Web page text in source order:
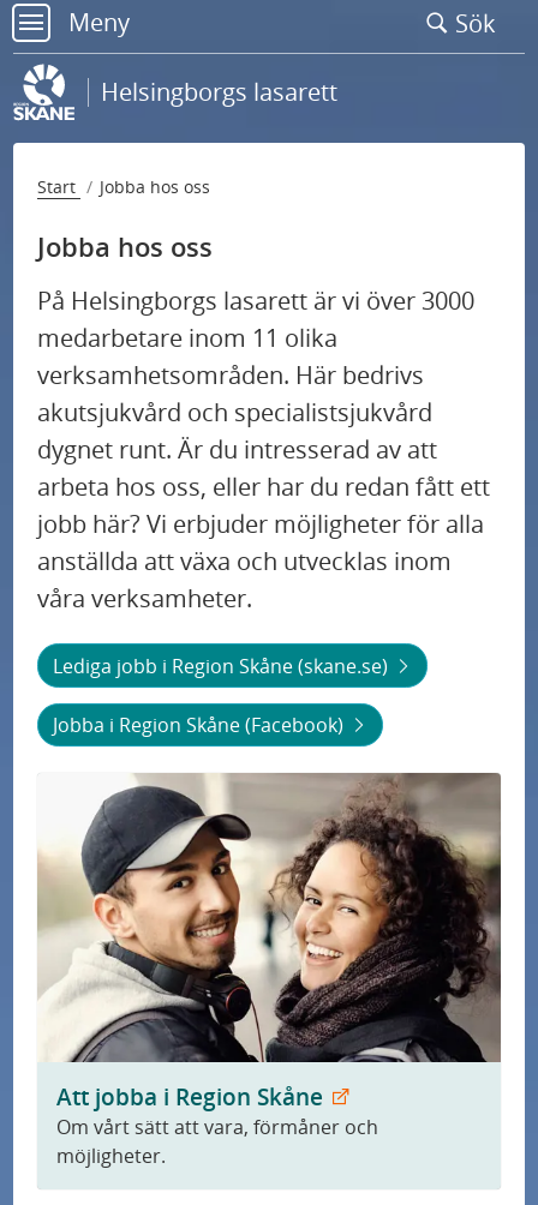
Gå
till
sidans
innehåll
Meny
Unik möjlighet för dig som är ny i
sjuksköterskeyrket
Sök
meny
Helsingborgs lasarett
Start Jobba hos oss
Jobba hos oss
På Helsingborgs lasarett är vi över 3000
medarbetare inom 11 olika
verksamhetsområden. Här bedrivs
akutsjukvård och specialistsjukvård
dygnet runt. Är du intresserad av att
arbeta hos oss, eller har du redan fått ett
jobb här? Vi erbjuder möjligheter för alla
anställda att växa och utvecklas inom
våra verksamheter.
Lediga jobb i Region Skåne (skane.se)
Jobba i Region Skåne (Facebook)
Att jobba i Region Skåne
Om vårt sätt att vara, förmåner och
möjligheter.